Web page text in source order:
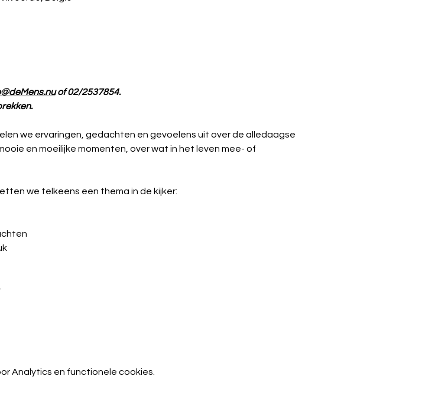
of 02/2537854.
we ervaringen, gedachten en gevoelens uit over de alledaagse
en moeilijke momenten, over wat in het leven mee- of
we telkeens een thema in de kijker:
Analytics en functionele cookies.